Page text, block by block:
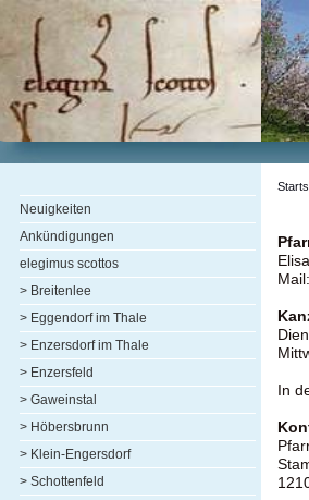
Neuigkeiten
Ankündigungen
elegimus scottos
> Breitenlee
> Eggendorf im Thale
> Enzersdorf im Thale
> Enzersfeld
> Gaweinstal
> Höbersbrunn
> Klein-Engersdorf
> Schottenfeld
In